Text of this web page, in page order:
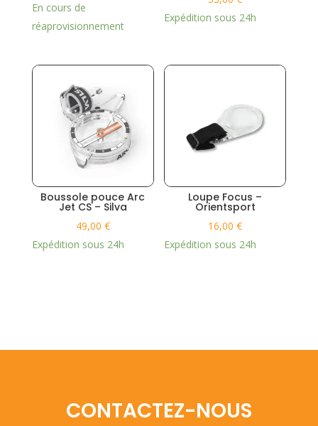
En cours de
réaprovisionnement
Expédition sous 24h
Boussole pouce Arc
Jet CS – Silva
49,00 €
Expédition sous 24h
Loupe Focus –
Orientsport
16,00€
Expédition sous 24h
CONTACTEZ-NOUS